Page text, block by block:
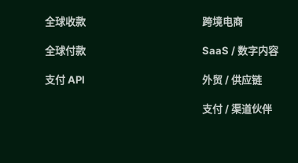
全球收款
全球付款
支付 API
跨境电商
SaaS / 数字内容
外贸 / 供应链
支付 / 渠道伙伴